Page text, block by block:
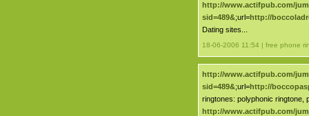
http://www.actifpub.com/
sid=489&;url=http://
Dating sites...
18-06-2006 11:54 | free phone
http://www.actifpub.com/
sid=489&;url=http://
ringtones: polyphonic ringtone,
http://www.actifpub.com/